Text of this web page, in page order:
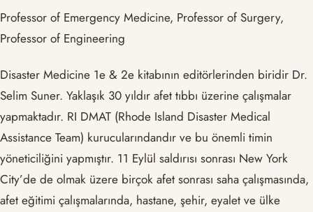
Professor of Emergency Medicine, Professor of Surgery,
Professor of Engineering
Disaster Medicine 1e & 2e kitabının editörlerinden biridir Dr.
Selim Suner. Yaklaşık 30 yıldır afet tıbbı üzerine çalışmalar
yapmaktadır. RI DMAT (Rhode Island Disaster Medical
Assistance Team) kurucularındandır ve bu önemli timin
yöneticiliğini yapmıştır. 11 Eylül saldırısı sonrası New York
City’de de olmak üzere birçok afet sonrası saha çalışmasında,
afet eğitimi çalışmalarında, hastane, şehir, eyalet ve ülke